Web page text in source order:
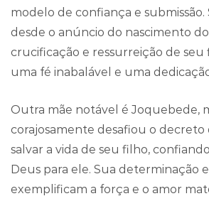
modelo de confiança e submissão.
desde o anúncio do nascimento do
crucificação e ressurreição de
uma fé inabalável e uma
Outra mãe notável é Joquebede,
corajosamente desafiou o decreto
salvar a vida de seu filho,
Deus para ele. Sua determinação
exemplificam a força e o amor